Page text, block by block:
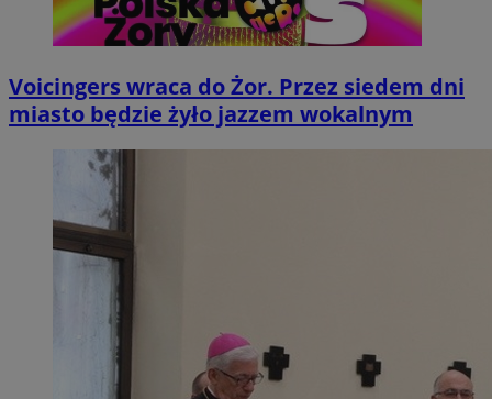
Voicingers wraca do Żor. Przez siedem dni
miasto będzie żyło jazzem wokalnym